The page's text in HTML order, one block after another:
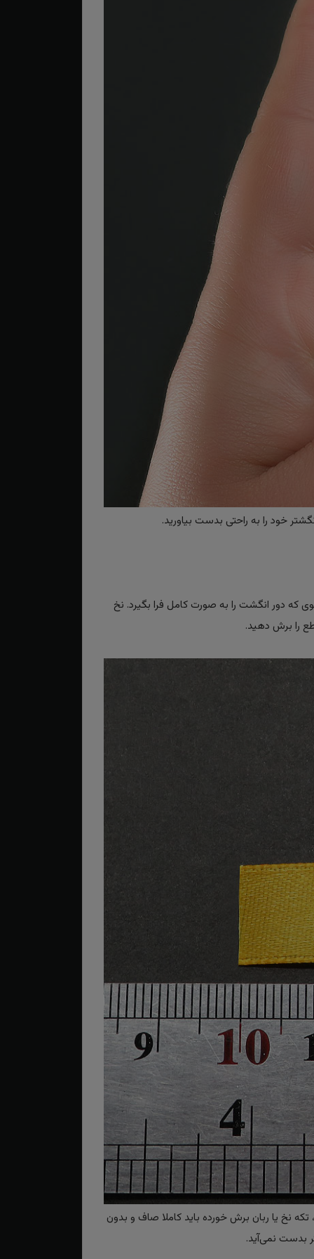
خود را به راحتی بدست بیاورید.
که دور انگشت را به صورت کامل فرا بگیرد. نخ
را برش دهید.
نخ یا ربان برش خورده باید کاملا صاف و بدون
بدست نمی‌آید.